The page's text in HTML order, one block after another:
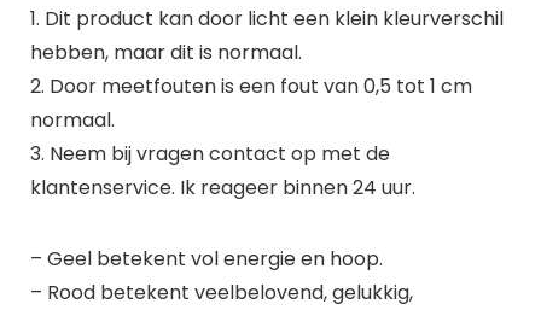
1. Dit product kan door licht een klein kleurverschil
hebben, maar dit is normaal.
2. Door meetfouten is een fout van 0,5 tot 1 cm
normaal.
3. Neem bij vragen contact op met de
klantenservice. Ik reageer binnen 24 uur.
– Geel betekent vol energie en hoop.
– Rood betekent veelbelovend, gelukkig,